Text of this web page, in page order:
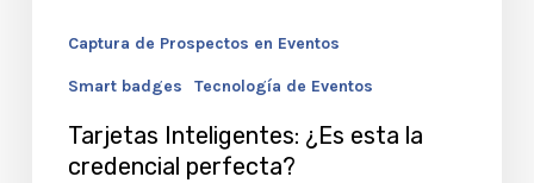
Captura de Prospectos en Eventos
Smart badges Tecnología de Eventos
Tarjetas Inteligentes: ¿Es esta la
credencial perfecta?